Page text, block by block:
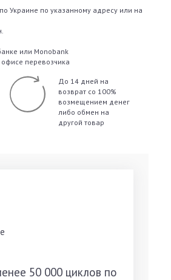
Украине по указанному адресу или на
или Monobank
перевозчика
До 14 дней на
возврат со 100%
возмещением денег
либо обмен на
другой товар
50 000 циклов по